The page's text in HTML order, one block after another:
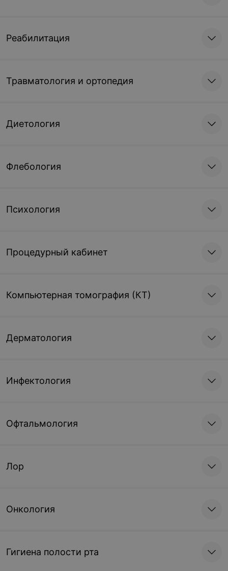
Реабилитация
Травматология и ортопедия
Диетология
Флебология
Психология
Процедурный кабинет
Компьютерная томография (КТ)
Дерматология
Инфектология
Офтальмология
Лор
Онкология
Гигиена полости рта